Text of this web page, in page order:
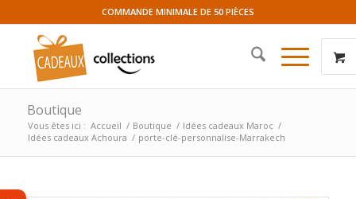
COMMANDE MINIMALE DE 50 PIÈCES
Boutique
Vous êtes ici : Accueil / Boutique / Idées cadeaux Maroc /
Idées cadeaux Achoura / porte-clé-personnalise-Marrakech